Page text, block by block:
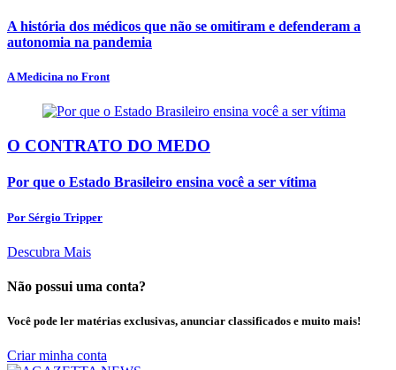
A história dos médicos que não se omitiram e defenderam a
autonomia na pandemia
A Medicina no Front
O CONTRATO DO MEDO
Por que o Estado Brasileiro ensina você a ser vítima
Por Sérgio Tripper
Descubra Mais
Não possui uma conta?
Você pode ler matérias exclusivas, anunciar classificados e muito mais!
Criar minha conta